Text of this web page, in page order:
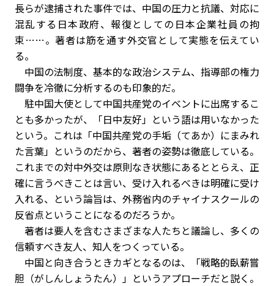
長らが逮捕された事件では、中国の圧力と抗議、対応に
混乱する日本政府、報復としての日本企業社員の拘
束……。著者は筋を通す外交官として実態を伝えてい
る。
中国の法制度、基本的な政治システム、指導部の権力
闘争を冷徹に分析するのも印象的だ。
駐中国大使として中国共産党のイベントに出席するこ
とも多かったが、「日中友好」という語は用いなかった
という。これは「中国共産党の手垢（てあか）にまみれ
た言葉」というのだから、著者の姿勢は徹底している。
これまでの対中外交は原則なき状態にあるととらえ、正
確に言うべきことは言い、受け入れるべきは明確に受け
入れる、という論旨は、外務省内のチャイナスクールの
反省点ということになるのだろうか。
著者は要人を含むさまざまな人たちと議論し、多くの
信頼すべき友人、知人をつくっている。
中国と向き合うときカギとなるのは、「戦略的臥薪嘗
胆（がしんしょうたん）」というアプローチだと説く。